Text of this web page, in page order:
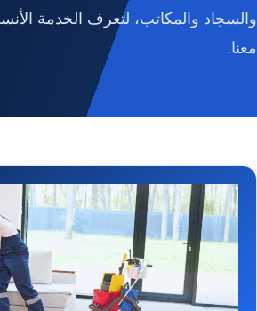
والسجاد والمكاتب، لتعرف الخدمة
معنا.